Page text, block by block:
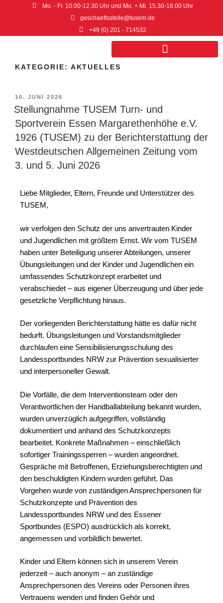
Mo. - Fr. 10.00-12.30 Uhr und Mo. + Mi. 15.30-18.00 Uhr
geschaeftsstelle@tusem.de
+49 (0) 201 - 714532
KATEGORIE: AKTUELLES
10. JUNI 2026
Stellungnahme TUSEM Turn- und
Sportverein Essen Margarethenhöhe e.V.
1926 (TUSEM) zu der Berichterstattung der
Westdeutschen Allgemeinen Zeitung vom
3. und 5. Juni 2026
Liebe Mitglieder, Eltern, Freunde und Unterstützer des
TUSEM,
wir verfolgen den Schutz der uns anvertrauten Kinder
und Jugendlichen mit größtem Ernst. Wir vom TUSEM
haben unter Beteiligung unserer Abteilungen, unserer
Übungsleitungen und der Kinder und Jugendlichen ein
umfassendes Schutzkonzept erarbeitet und
verabschiedet – aus eigener Überzeugung und über jede
gesetzliche Verpflichtung hinaus.
Der vorliegenden Berichterstattung hätte es dafür nicht
bedurft. Übungsleitungen und Vorstandsmitglieder
durchlaufen eine Sensibilisierungsschulung des
Landessportbundes NRW zur Prävention sexualisierter
und interpersoneller Gewalt.
Die Vorfälle, die dem Interventionsteam oder den
Verantwortlichen der Handballabteilung bekannt wurden,
wurden unverzüglich aufgegriffen, vollständig
dokumentiert und anhand des Schutzkonzepts
bearbeitet. Konkrete Maßnahmen – einschließlich
sofortiger Trainingssperren – wurden angeordnet.
Gespräche mit Betroffenen, Erziehungsberechtigten und
den beschuldigten Kindern wurden geführt. Das
Vorgehen wurde von zuständigen Ansprechpersonen für
Schutzkonzepte und Prävention des
Landessportbundes NRW und des Essener
Sportbundes (ESPO) ausdrücklich als korrekt,
angemessen und vorbildlich bewertet.
Kinder und Eltern können sich in unserem Verein
jederzeit – auch anonym – an zuständige
Ansprechpersonen des Vereins oder Personen ihres
Vertrauens wenden und finden Gehör und